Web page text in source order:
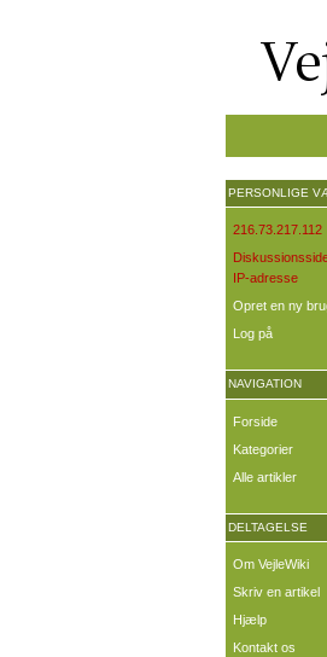
PERSONLIGE
216.73.217.112
IP-adresse
Opret en ny
Log på
NAVIGATION
Forside
Kategorier
Alle artikler
DELTAGELSE
Om VejleWiki
Skriv en artikel
Hjælp
Kontakt os